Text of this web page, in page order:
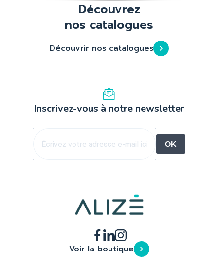
Découvrez
nos catalogues
Découvrir nos catalogues
Inscrivez-vous à notre newsletter
OK
Voir la boutique